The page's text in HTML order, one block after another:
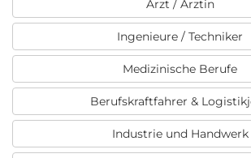
Arzt / Ärztin
Ingenieure / Techniker
Medizinische Berufe
Berufskraftfahrer &
Industrie und Handwerk